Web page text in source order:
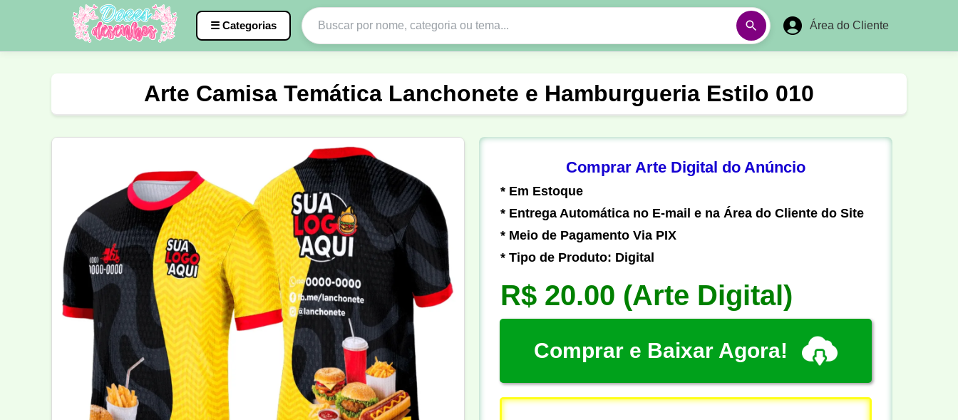
☰ Categorias Área do Cliente
Agro Católica Vôlei Futebol Amador Pesca
Motocross Ciclismo Nail Designer Pedagogia Biologia Geografia História Matemática
Língua Portuguesa
Arte Camisa Temática Lanchonete e Hamburgueria Estilo 010
Comprar Arte Digital do Anúncio
* Em Estoque
* Entrega Automática no E-mail e na Área do Cliente do Site
* Meio de Pagamento Via PIX
* Tipo de Produto: Digital
R$ 20.00 (Arte Digital)
Comprar e Baixar Agora!